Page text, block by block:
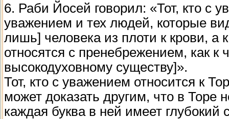
6. Раби Йосей говорил: «Тот, кто с
уважением и тех людей, которые
лишь] человека из плоти к крови, а
относятся с пренебрежением, как к
высокодуховному существу]».
Тот, кто с уважением относится к
может доказать другим, что в Торе
каждая буква в ней имеет